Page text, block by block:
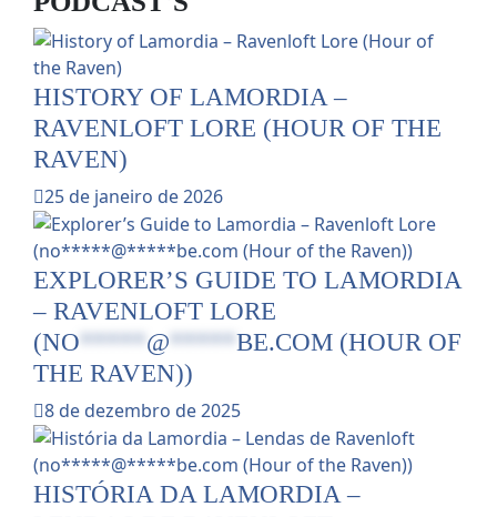
HISTORY OF LAMORDIA –
RAVENLOFT LORE (HOUR OF THE
RAVEN)
25 de janeiro de 2026
EXPLORER’S GUIDE TO LAMORDIA
– RAVENLOFT LORE
(NO*****@*****BE.COM (HOUR OF
THE RAVEN))
8 de dezembro de 2025
HISTÓRIA DA LAMORDIA –